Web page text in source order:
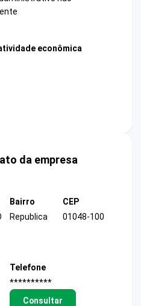
econômica
da empresa
Bairro
Republica
CEP
01048-100
Telefone
**********
Consultar